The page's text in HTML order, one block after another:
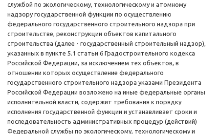
службой по экологическому, технологическому и атомному
надзору государственной функции по осуществлению
федерального государственного строительного надзора при
строительстве, реконструкции объектов капитального
строительства (далее - государственный строительный надзор),
указанных в пункте 5.1 статьи 6 Градостроительного кодекса
Российской Федерации, за исключением тех объектов, в
отношении которых осуществление федерального
государственного строительного надзора указами Президента
Российской Федерации возложено на иные федеральные органы
исполнительной власти, содержит требования к порядку
исполнения государственной функции и устанавливает сроки и
последовательность административных процедур (действий)
Федеральной службы по экологическому, технологическому и